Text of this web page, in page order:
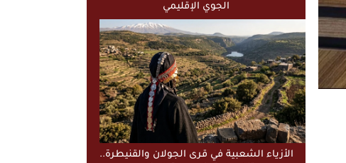
الجوي الإقليمي
الأزياء الشعبية في قرى الجولان والقنيطرة..